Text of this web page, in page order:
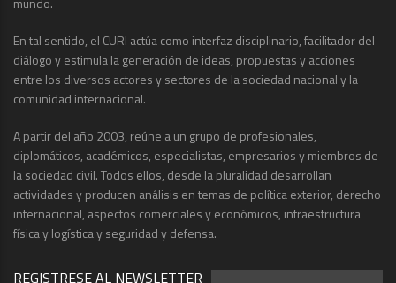
En tal sentido, el CURI actúa como interfaz disciplinario, facilitador del
diálogo y estimula la generación de ideas, propuestas y acciones
entre los diversos actores y sectores de la sociedad nacional y la
comunidad internacional.
A partir del año 2003, reúne a un grupo de profesionales,
diplomáticos, académicos, especialistas, empresarios y miembros de
la sociedad civil. Todos ellos, desde la pluralidad desarrollan
actividades y producen análisis en temas de política exterior, derecho
internacional, aspectos comerciales y económicos, infraestructura
física y logística y seguridad y defensa.
REGISTRESE AL NEWSLETTER